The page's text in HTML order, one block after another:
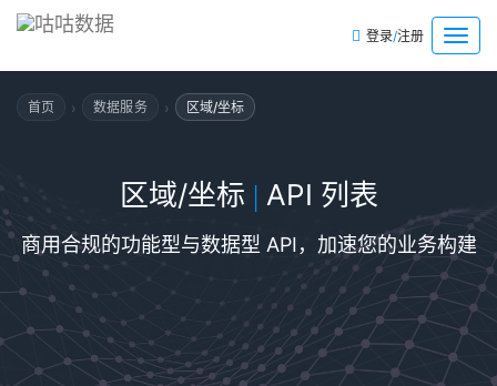
菜
单
登录/注册
首页 › 数据服务 › 区域/坐标
区域/坐标 | API 列表
商用合规的功能型与数据型 API，加速您的业务构建